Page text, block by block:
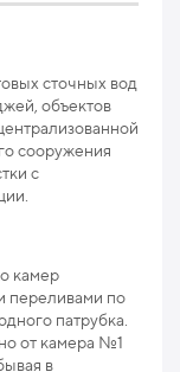
сточных вод
объектов
сооружения
с
камер
переливами по
патрубка.
от камера №1
в